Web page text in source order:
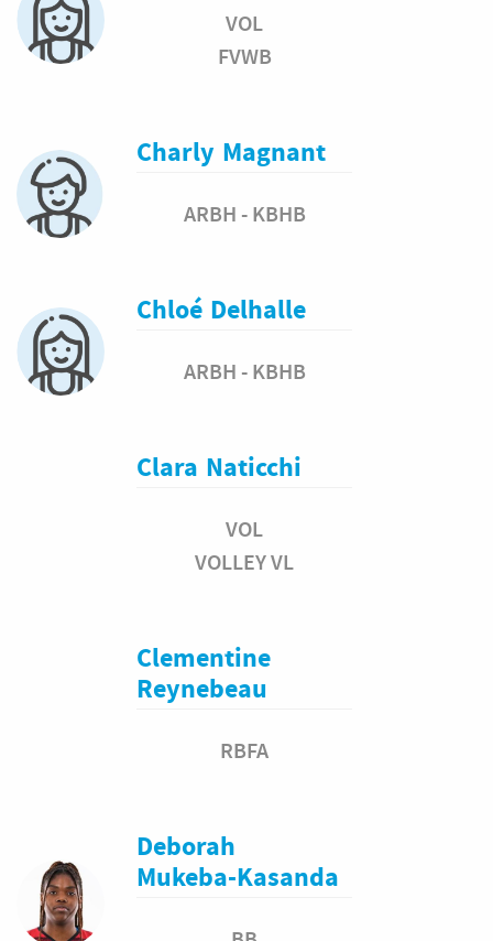
VOL
FVWB
Charly Magnant
ARBH - KBHB
Chloé Delhalle
ARBH - KBHB
Clara Naticchi
VOL
VOLLEY VL
Clementine
Reynebeau
RBFA
Deborah
Mukeba-Kasanda